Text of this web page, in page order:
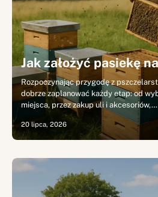
Jak założyć pasiekę
Rozpoczynając przygodę z
dobrze zaplanować każdy etap: od
miejsca, przez zakup uli i akcesoriów,…
20 lipca, 2026